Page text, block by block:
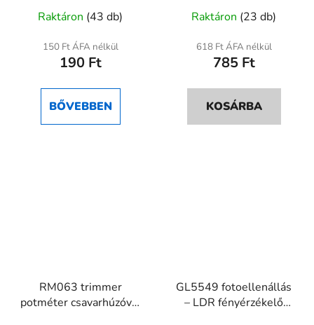
300°, forgatható
szabályzó
Raktáron (43 db)
150 Ft ÁFA nélkül
190 Ft
BŐVEBBEN
termék
átlagos
értékelése
ből
Raktáron (23 db)
618 Ft ÁFA nélkül
785 Ft
KOSÁRBA
RM063 trimmer
potméter csavarhúzóval
GL5549 fotoellenállás
– LDR fényérzékelő